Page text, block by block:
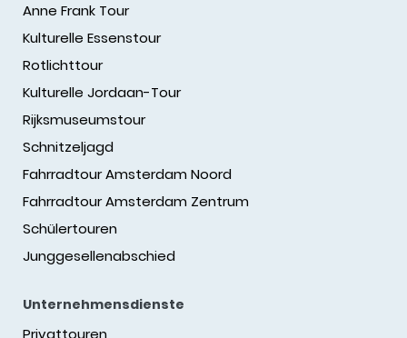
Anne Frank Tour
Kulturelle Essenstour
Rotlichttour
Kulturelle Jordaan-Tour
Rijksmuseumstour
Schnitzeljagd
Fahrradtour Amsterdam Noord
Fahrradtour Amsterdam Zentrum
Schülertouren
Junggesellenabschied
Unternehmensdienste
Privattouren